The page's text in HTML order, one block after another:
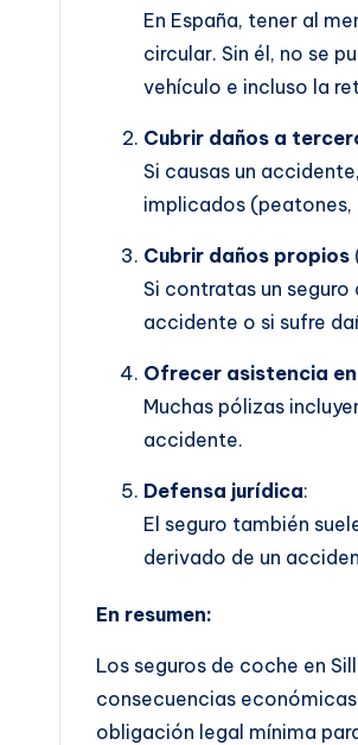
En España, tener al
circular. Sin él, no se
vehículo e incluso la
Cubrir daños a
Si causas un
implicados
Cubrir daños propios
Si contratas un
accidente o si sufre
Ofrecer asistencia
Muchas pólizas
accidente.
Defensa jurídica:
El seguro también
derivado de un
En resumen:
Los seguros de coche en
consecuencias
obligación legal mínima